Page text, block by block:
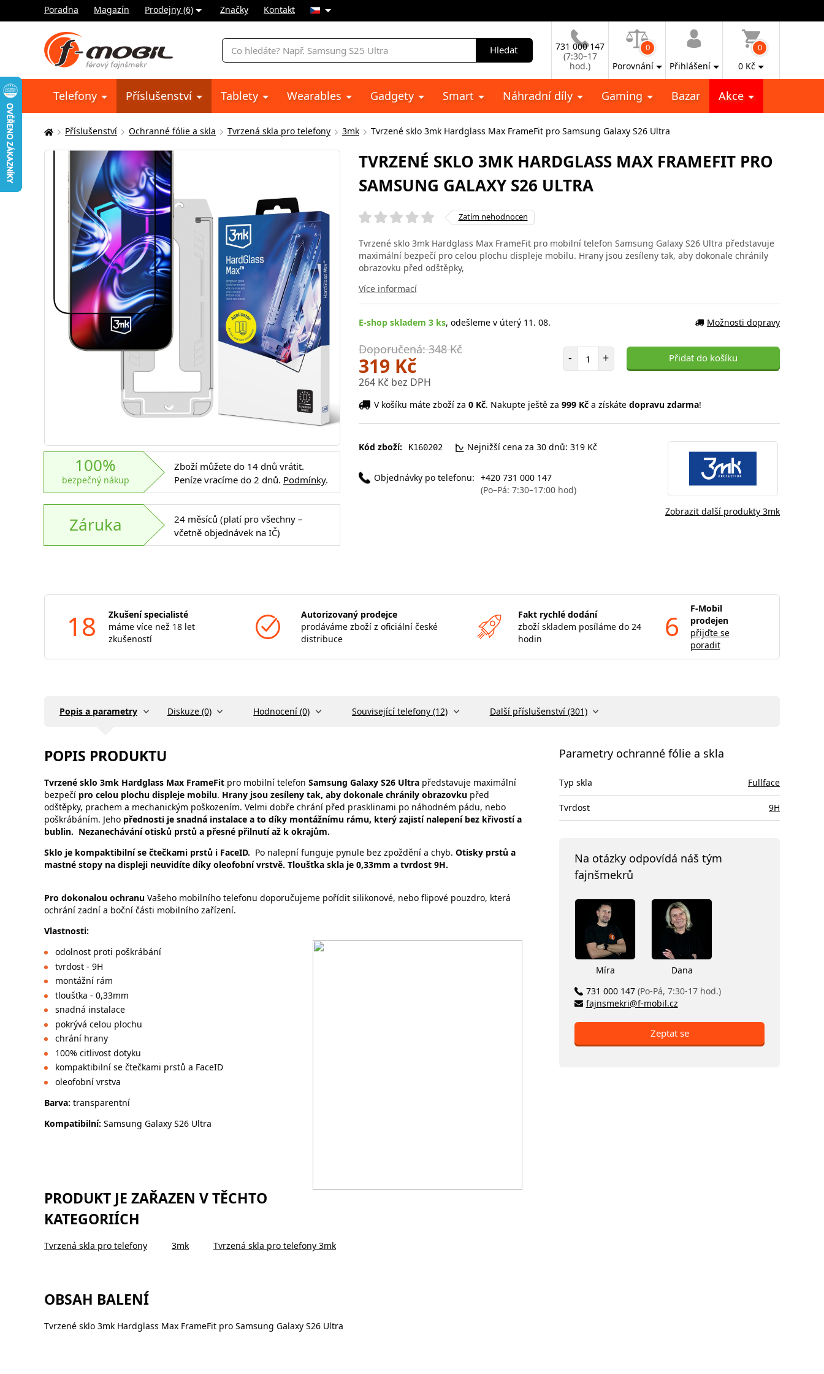
Poradna Magazín Prodejny (6) Značky Kontakt
Vyhledávání
Hledat
731 000 147
(7:30–17
hod.)
0
Porovnání Přihlášení
0
0 Kč
Telefony Příslušenství Tablety Wearables Gadgety Smart Náhradní díly Gaming Bazar Akce
Zde
se
Příslušenství Ochranné fólie a skla Tvrzená skla pro telefony 3mk Tvrzené sklo 3mk Hardglass Max FrameFit pro Samsung Galaxy S26 Ultra
100%
bezpečný nákup
Zboží můžete do 14 dnů vrátit.
Peníze vracíme do 2 dnů. Podmínky.
Záruka
24 měsíců (platí pro všechny –
včetně objednávek na IČ)
TVRZENÉ SKLO 3MK HARDGLASS MAX FRAMEFIT PRO
SAMSUNG GALAXY S26 ULTRA
Zatím nehodnocen
Tvrzené sklo 3mk Hardglass Max FrameFit pro mobilní telefon Samsung Galaxy S26 Ultra představuje
maximální bezpečí pro celou plochu displeje mobilu. Hrany jsou zesíleny tak, aby dokonale chránily
obrazovku před odštěpky,
Více informací
E-shop skladem 3 ks, odešleme v úterý 11. 08. Možnosti dopravy
Doporučená: 348 Kč
319 Kč
264 Kč bez DPH
- Počet položek
+ Přidat do košíku
V košíku máte zboží za 0 Kč. Nakupte ještě za 999 Kča získáte dopravu zdarma!
Kód zboží: K160202 Nejnižší cena za 30 dnů: 319 Kč
Objednávky po telefonu: +420 731 000 147
(Po–Pá: 7:30–17:00 hod)
Zobrazit další produkty 3mk
18
Zkušení specialisté
máme více než 18 let
zkušeností
Autorizovaný prodejce
prodáváme zboží z oficiální české
distribuce
Fakt rychlé dodání
zboží skladem posíláme do 24
hodin
6
F-Mobil
prodejen
přijďte se
poradit
Popis a parametry Diskuze (0) Hodnocení (0) Související telefony (12) Další příslušenství (301)
POPIS PRODUKTU
Tvrzené sklo 3mk Hardglass Max FrameFit pro mobilní telefon Samsung Galaxy S26 Ultra představuje maximální
bezpečí pro celou plochu displeje mobilu. Hrany jsou zesíleny tak, aby dokonale chránily obrazovku před
odštěpky, prachem a mechanickým poškozením. Velmi dobře chrání před prasklinami po náhodném pádu, nebo
poškrábáním. Jeho přednosti je snadná instalace a to díky montážnímu rámu, který zajistí nalepení bez křivostí a
bublin. Nezanechávání otisků prstů a přesné přilnutí až k okrajům.
Sklo je kompaktibilní se čtečkami prstů i FaceID. Po nalepní funguje pynule bez zpoždění a chyb. Otisky prstů a
mastné stopy na displeji neuvidíte díky oleofobní vrstvě. Tloušťka skla je 0,33mm a tvrdost 9H.
Pro dokonalou ochranu Vašeho mobilního telefonu doporučujeme pořídit silikonové, nebo flipové pouzdro, která
ochrání zadní a boční části mobilního zařízení.
Vlastnosti:
odolnost proti poškrábání
tvrdost - 9H
montážní rám
tloušťka - 0,33mm
snadná instalace
pokrývá celou plochu
chrání hrany
100% citlivost dotyku
kompaktibilní se čtečkami prstů a FaceID
oleofobní vrstva
Barva: transparentní
Kompatibilní: Samsung Galaxy S26 Ultra
PRODUKT JE ZAŘAZEN V TĚCHTO
KATEGORIÍCH
Tvrzená skla pro telefony 3mk Tvrzená skla pro telefony 3mk
OBSAH BALENÍ
Tvrzené sklo 3mk Hardglass Max FrameFit pro Samsung Galaxy S26 Ultra
Parametry ochranné fólie a skla
Typ skla Fullface
Tvrdost 9H
Na otázky odpovídá náš tým
fajnšmekrů
Míra
Dana
731 000 147 (Po-Pá, 7:30-17 hod.)
fajnsmekri@f-mobil.cz
Zeptat se